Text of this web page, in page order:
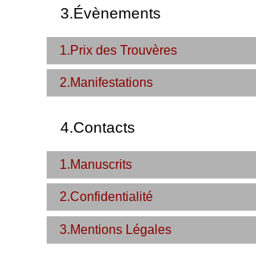
3.Évènements
1.Prix des Trouvères
2.Manifestations
4.Contacts
1.Manuscrits
2.Confidentialité
3.Mentions Légales